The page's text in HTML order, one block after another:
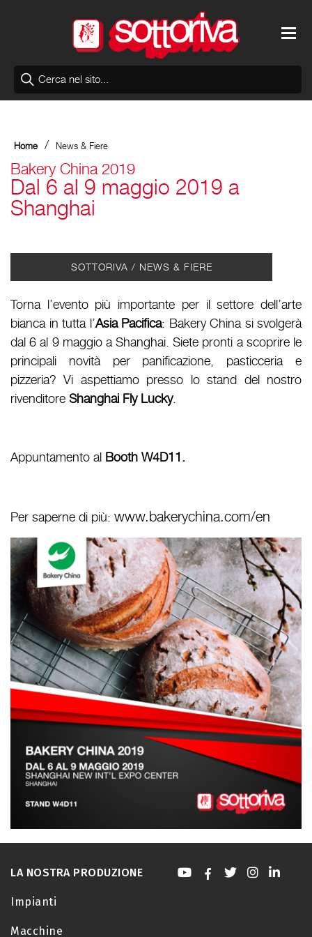
Home / News & Fiere
Bakery China 2019
Dal 6 al 9 maggio 2019 a
Shanghai
SOTTORIVA / NEWS & FIERE
Torna l’evento più importante per il settore dell’arte
bianca in tutta l’Asia Pacifica: Bakery China si svolgerà
dal 6 al 9 maggio a Shanghai. Siete pronti a scoprire le
principali novità per panificazione, pasticceria e
pizzeria? Vi aspettiamo presso lo stand del nostro
rivenditore Shanghai Fly Lucky.
Appuntamento al Booth W4D11.
Per saperne di più: www.bakerychina.com/en
LA NOSTRA PRODUZIONE
Impianti
Macchine